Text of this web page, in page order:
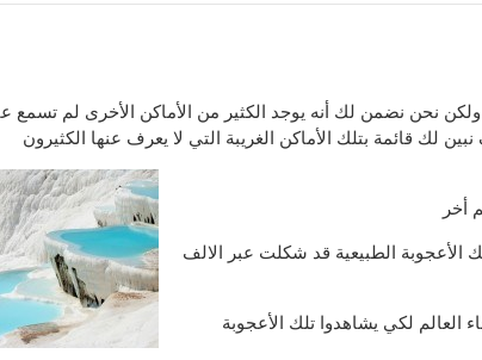
نحن نضمن لك أنه يوجد الكثير من الأماكن الأخرى لم تسمع
لك قائمة بتلك الأماكن الغريبة التي لا يعرف عنها الكثيرون
أخر
الأعجوبة الطبيعية قد شكلت عبر الالف
العالم لكي يشاهدوا تلك الأعجوبة